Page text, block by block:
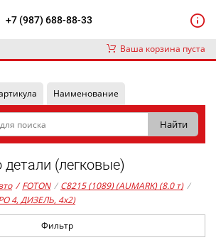
+7 (987) 688-88-33
Ваша корзина пуста
Наименование
(легковые)
/ FOTON / C8215 (1089) (AUMARK) (8.0 т) /
4, ДИЗЕЛЬ, 4x2)
Фильтр